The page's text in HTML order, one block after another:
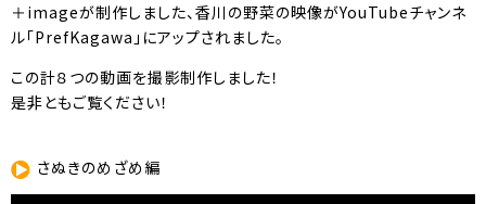
＋imageが制作しました、香川の野菜の映像がYouTubeチャンネ
ル「PrefKagawa」にアップされました。
この計８つの動画を撮影制作しました！
是非ともご覧ください！
さぬきのめざめ編